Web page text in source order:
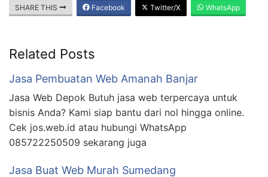
SHARE THIS Facebook Twitter/X WhatsApp
Related Posts
Jasa Pembuatan Web Amanah Banjar
Jasa Web Depok Butuh jasa web terpercaya untuk
bisnis Anda? Kami siap bantu dari nol hingga online.
Cek jos.web.id atau hubungi WhatsApp
085722250509 sekarang juga
Jasa Buat Web Murah Sumedang